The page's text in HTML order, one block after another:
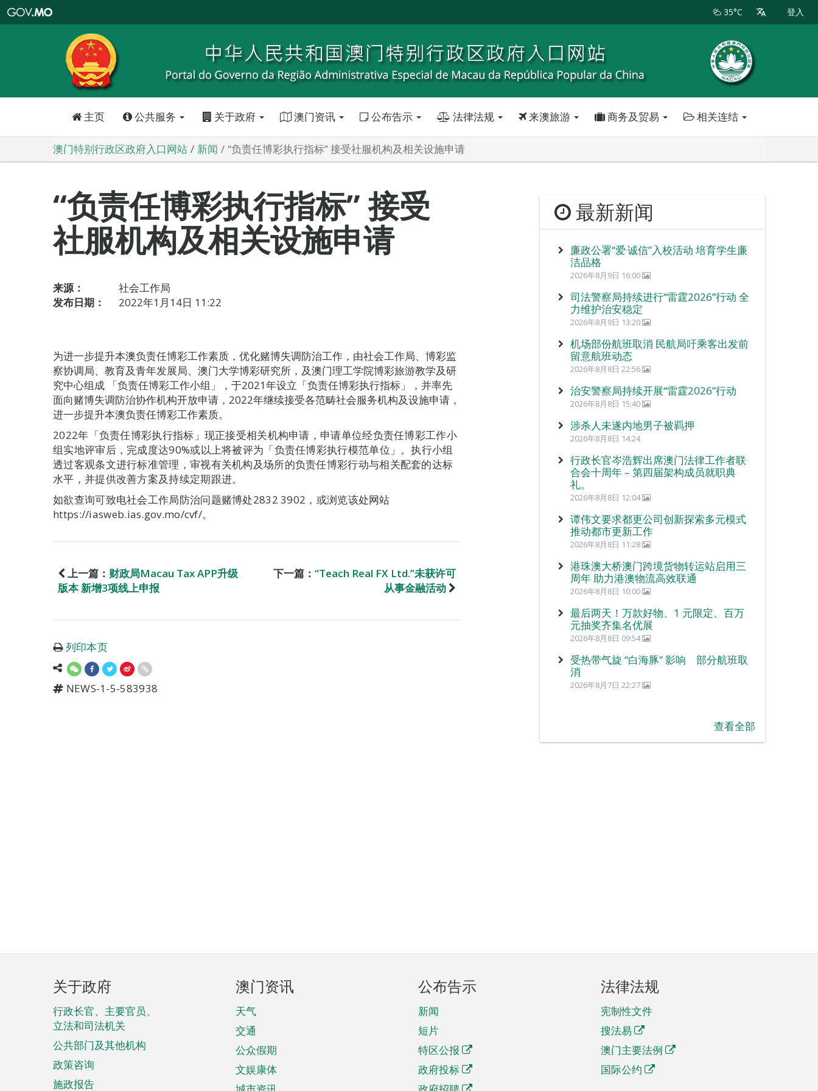
特
政
区
政
口
35°C 登入
主页 公共服务 关于政府 澳门资讯 公布告示 法律法规 来澳旅游 商务及贸易 相关连结
澳门特别行政区政府入口网站 新闻 “负责任博彩执行指标” 接受社服机构及相关设施申请
“负责任博彩执行指标” 接受
社服机构及相关设施申请
来源：
社会工作局
发布日期：
2022年1月14日 11:22
为进一步提升本澳负责任博彩工作素质，优化赌博失调防治工作，由社会工作局、博彩监
察协调局、教育及青年发展局、澳门大学博彩研究所，及澳门理工学院博彩旅游教学及研
究中心组成 「负责任博彩工作小组」，于2021年设立「负责任博彩执行指标」，并率先
面向赌博失调防治协作机构开放申请，2022年继续接受各范畴社会服务机构及设施申请，
进一步提升本澳负责任博彩工作素质。
2022年「负责任博彩执行指标」现正接受相关机构申请，申请单位经负责任博彩工作小
组实地评审后，完成度达90%或以上将被评为「负责任博彩执行模范单位」。执行小组
透过客观条文进行标准管理，审视有关机构及场所的负责任博彩行动与相关配套的达标
水平，并提供改善方案及持续定期跟进。
如欲查询可致电社会工作局防治问题赌博处2832 3902，或浏览该处网站
https://iasweb.ias.gov.mo/cvf/。
上一篇： 财政局Macau Tax APP升级
版本 新增3项线上申报
下一篇： “Teach Real FX Ltd.”未获许可
从事金融活动
列印本页
NEWS-1-5-583938
最新新闻
廉政公署“爱‧诚信”入校活动 培育学生廉
洁品格
2026年8月9日 16:00
司法警察局持续进行“雷霆2026”行动 全
力维护治安稳定
2026年8月9日 13:20
机场部份航班取消 民航局吁乘客出发前
留意航班动态
2026年8月8日 22:56
治安警察局持续开展“雷霆2026”行动
2026年8月8日 15:40
涉杀人未遂内地男子被羁押
2026年8月8日 14:24
行政长官岑浩辉出席澳门法律工作者联
合会十周年 – 第四届架构成员就职典
礼。
2026年8月8日 12:04
谭伟文要求都更公司创新探索多元模式
推动都市更新工作
2026年8月8日 11:28
港珠澳大桥澳门跨境货物转运站启用三
周年 助力港澳物流高效联通
2026年8月8日 10:00
最后两天！万款好物、1 元限定、百万
元抽奖齐集名优展
2026年8月8日 09:54
受热带气旋 “白海豚” 影响 部分航班取
消
2026年8月7日 22:27
查看全部
页
脚
菜
单
关于政府
行政长官、主要官员、
立法和司法机关
公共部门及其他机构
政策咨询
施政报告
澳门资讯
天气
交通
公众假期
文娱康体
公布告示
新闻
短片
特区公报
政府投标
法律法规
宪制性文件
搜法易
澳门主要法例
国际公约